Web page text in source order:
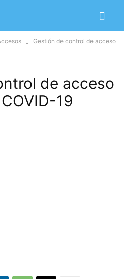
Gestión de control de acceso
de acceso
19